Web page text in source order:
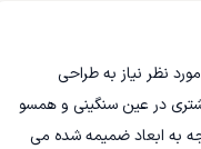
نظر نیاز به طراحی
در عین سنگینی و همسو
به ابعاد ضمیمه شده می